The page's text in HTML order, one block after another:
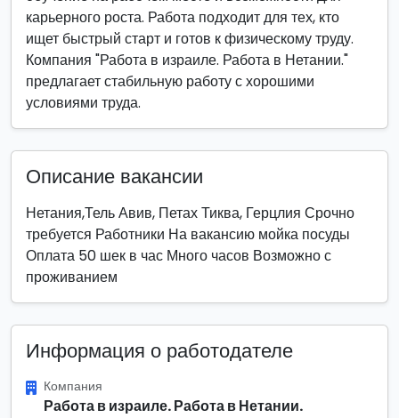
карьерного роста. Работа подходит для тех, кто
ищет быстрый старт и готов к физическому труду.
Компания "Работа в израиле. Работа в Нетании."
предлагает стабильную работу с хорошими
условиями труда.
Описание вакансии
Нетания,Тель Авив, Петах Тиква, Герцлия Срочно
требуется Работники На вакансию мойка посуды
Оплата 50 шек в час Много часов Возможно с
проживанием
Информация о работодателе
Компания
Работа в израиле. Работа в Нетании.